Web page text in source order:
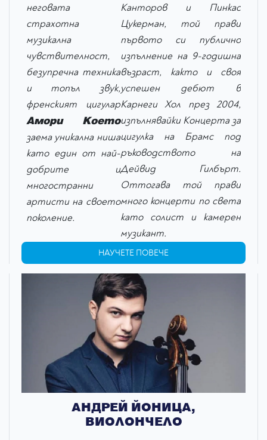
неговата
страхотна
музикална
чувствителност,
безупречна техника
и топъл звук,
френският цигулар
Амори Което
заема уникална ниша
като един от най-
добрите и
многостранни
артисти на своето
поколение.
Канторов и Пинкас
Цукерман, той прави
първото си публично
изпълнение на 9-годишна
възраст, както и своя
успешен дебют в
Карнеги Хол през 2004,
изпълнявайки Концерта за
цигулка на Брамс под
ръководството на
Дейвид Гилбърт.
Оттогава той прави
много концерти по света
като солист и камерен
музикант.
НАУЧЕТЕ ПОВЕЧЕ
АНДРЕЙ ЙОНИЦА,
ВИОЛОНЧЕЛО